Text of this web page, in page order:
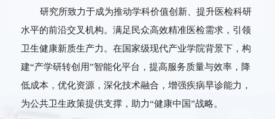
研究所致力于成为推动学科价值创新、提升医检科研
水平的前沿交叉机构。满足民众高效精准医检需求，引领
卫生健康新质生产力。在国家级现代产业学院背景下，构
建“产学研转创用”智能化平台，提高服务质量与效率，降
低成本，优化资源，深化技术融合，增强疾病早诊能力，
为公共卫生政策提供支撑，助力“健康中国”战略。